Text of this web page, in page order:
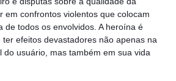
em confrontos violentos que colocam
de todos os envolvidos. A heroína é
efeitos devastadores não apenas na
do usuário, mas também em sua vida